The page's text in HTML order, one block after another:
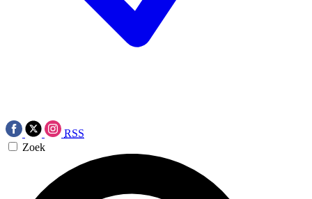
RSS
Zoek